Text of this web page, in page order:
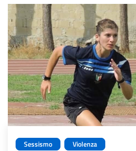
Sessismo
Violenza